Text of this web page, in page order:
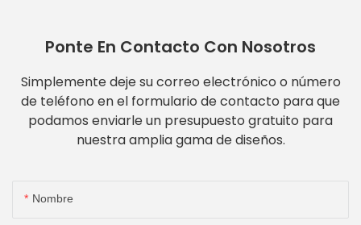
Ponte En Contacto Con Nosotros
Simplemente deje su correo electrónico o número
de teléfono en el formulario de contacto para que
podamos enviarle un presupuesto gratuito para
nuestra amplia gama de diseños.
Nombre